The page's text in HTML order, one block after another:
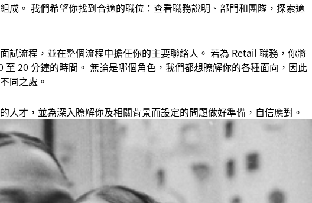
成。 我們希望你找到合適的職位：查看職務說明、部門和團隊，探索適
試流程，並在整個流程中擔任你的主要聯絡人。 若為 Retail 職務，你將
20 分鐘的時間。 無論是哪個角色，我們都想瞭解你的各種面向，因此
同之處。
人才，並為深入瞭解你及相關背景而設定的問題做好準備，自信應對。